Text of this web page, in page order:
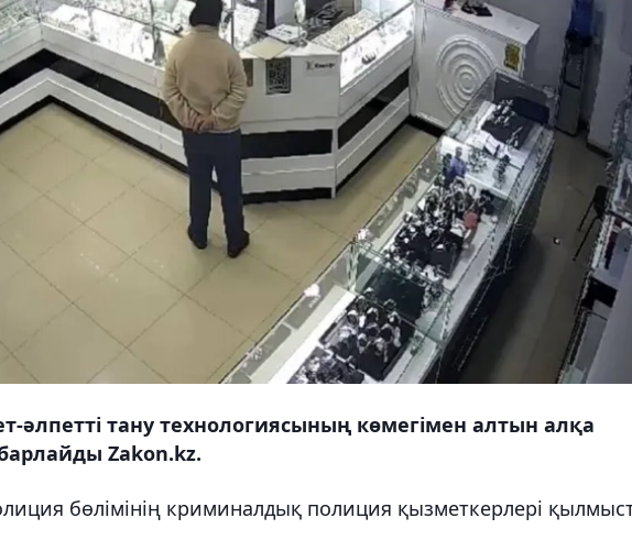
әлпетті тану технологиясының көмегімен алтын алқа
Zakon.kz.
бөлімінің криминалдық полиция қызметкерлері